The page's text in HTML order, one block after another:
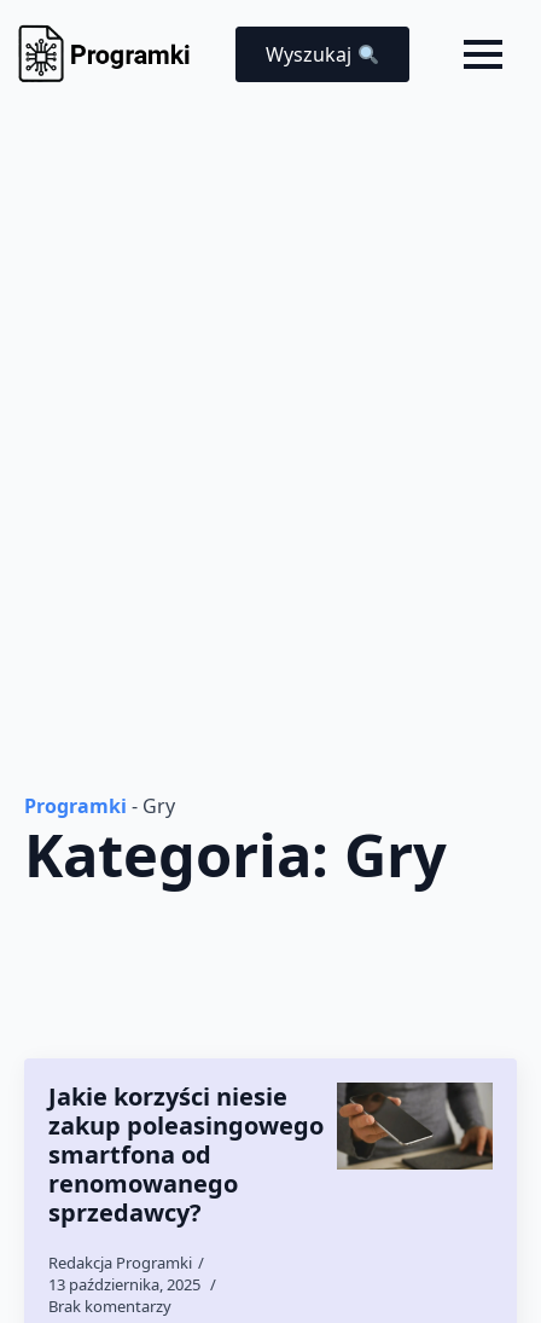
Wyszukaj
Programki - Gry
Kategoria: Gry
Jakie korzyści niesie
zakup poleasingowego
smartfona od
renomowanego
sprzedawcy?
Redakcja Programki
13 października, 2025
Brak komentarzy